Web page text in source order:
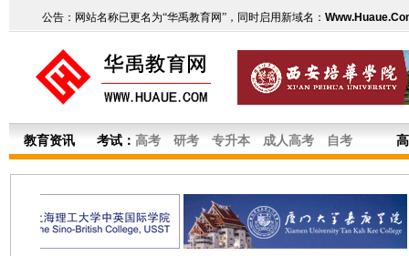
公告：网站名称已更名为“华禹教育网”，同时启用新域名：
教育资讯 考试： 高考 研考 专升本 成人高考 自考